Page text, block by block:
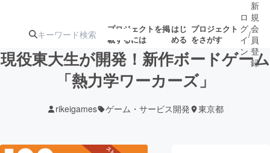
プロジェクトを掲
載するには
はじ
める
プロジェクト
をさがす
ターン
ジェクト
募集終了が近いプ
ロジェクト
もうすぐ公開
されます
ロ
グ
イ
ン
/
新
規
会
員
登
録
現役東大生が開発！新作ボードゲーム
「熱力学ワーカーズ」
rikeigames ゲーム・サービス開発 東京都